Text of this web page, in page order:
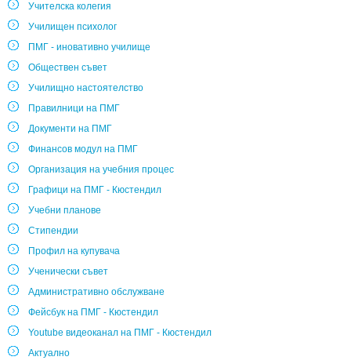
Учителска колегия
Училищен психолог
ПМГ - иновативно училище
Обществен съвет
Училищно настоятелство
Правилници на ПМГ
Документи на ПМГ
Финансов модул на ПМГ
Организация на учебния процес
Графици на ПМГ - Кюстендил
Учебни планове
Стипендии
Профил на купувача
Ученически съвет
Административно обслужване
Фейсбук на ПМГ - Кюстендил
Youtube видеоканал на ПМГ - Кюстендил
Актуално